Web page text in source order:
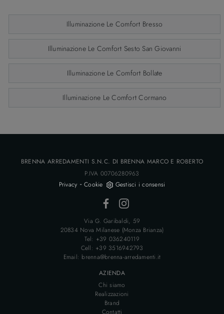
Illuminazione Le Comfort Bresso
Illuminazione Le Comfort Sesto San Giovanni
Illuminazione Le Comfort Bollate
Illuminazione Le Comfort Cormano
BRENNA ARREDAMENTI S.N.C. DI BRENNA MARCO E ROBERTO
P.IVA 00706280963
Privacy -Cookie Gestisci i consensi
Via G. Garibaldi, 59
20834 Nova Milanese (Monza Brianza)
Tel: +39 036240119
Cell: +39 3516942793
Email: brenna@brenna-arredamenti.it
AZIENDA
Chi siamo
Realizzazioni
Brand
Contatti